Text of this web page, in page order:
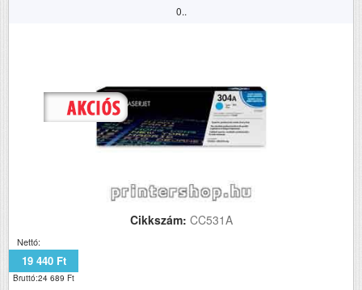
0..
Cikkszám: CC531A
Nettó:
19 440 Ft
Bruttó:24 689 Ft